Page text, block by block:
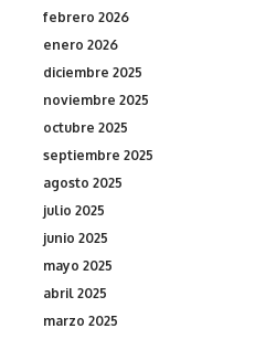
febrero 2026
enero 2026
diciembre 2025
noviembre 2025
octubre 2025
septiembre 2025
agosto 2025
julio 2025
junio 2025
mayo 2025
abril 2025
marzo 2025